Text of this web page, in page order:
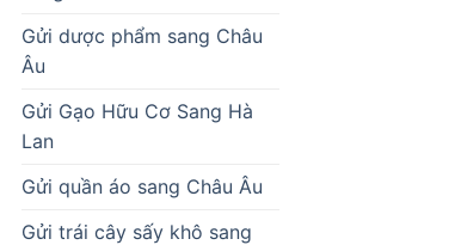
Gửi dược phẩm sang Châu
Âu
Gửi Gạo Hữu Cơ Sang Hà
Lan
Gửi quần áo sang Châu Âu
Gửi trái cây sấy khô sang